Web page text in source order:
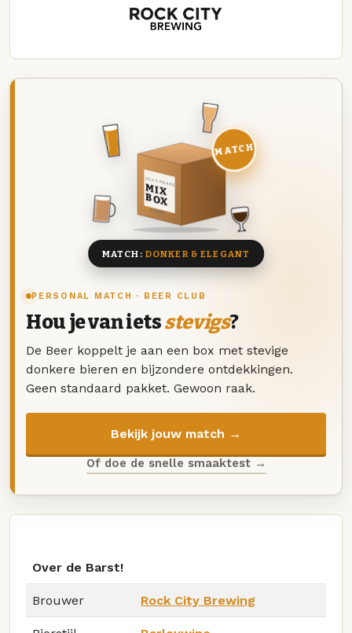
PERSONAL MATCH · BEER CLUB
Hou je van ietsstevigs?
De Beer koppelt je aan een box met stevige
donkere bieren en bijzondere ontdekkingen.
Geen standaard pakket. Gewoon raak.
Bekijk jouw match →
Of doe de snelle smaaktest →
DEZE MAAND
MIX
BOX
8 BIEREN
MATCH
MATCH: DONKER & ELEGANT
Over de Barst!
Brouwer Rock City Brewing